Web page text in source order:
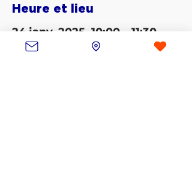
Heure et lieu
24 janv. 2025, 10:00 – 11:30
Villeneuve-d'Ascq, 220 Rue Jean Jaurès,
59491 Villeneuve-d'Ascq, France